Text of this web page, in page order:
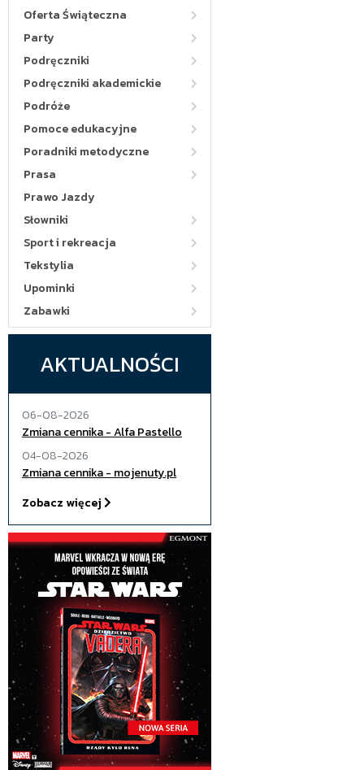
Oferta Świąteczna
Party
Podręczniki
Podręczniki akademickie
Podróże
Pomoce edukacyjne
Poradniki metodyczne
Prasa
Prawo Jazdy
Słowniki
Sport i rekreacja
Tekstylia
Upominki
Zabawki
AKTUALNOŚCI
06-08-2026
Zmiana cennika - Alfa Pastello
04-08-2026
Zmiana cennika - mojenuty.pl
Zobacz więcej